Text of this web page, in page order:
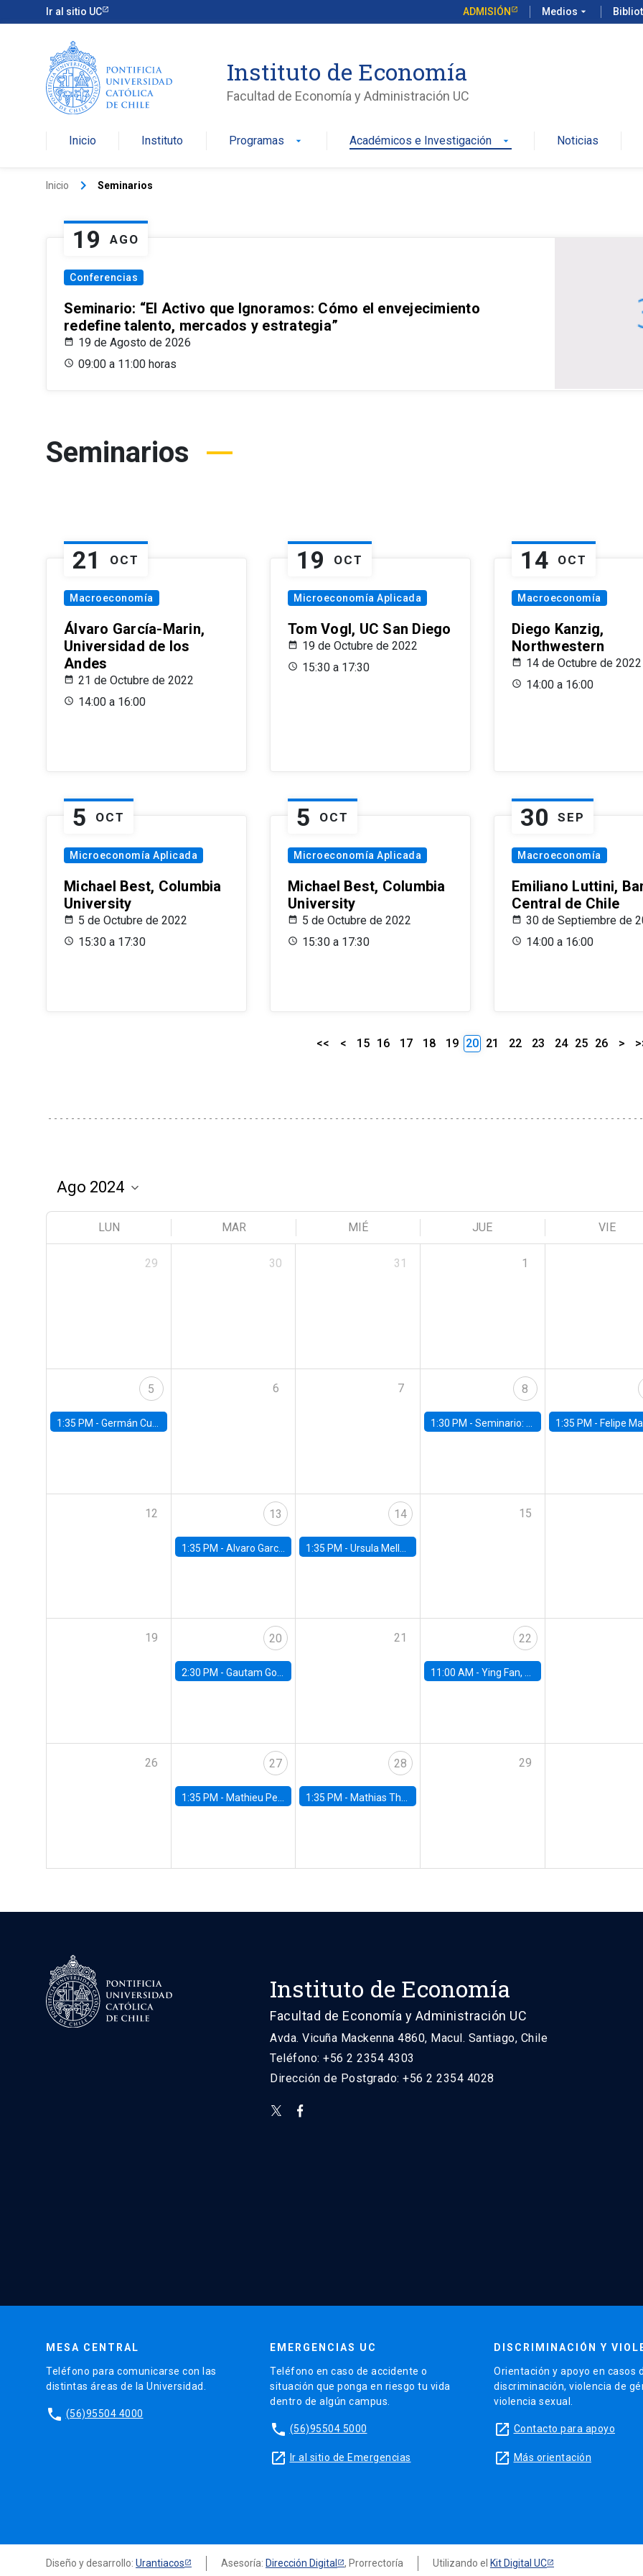
Ir al sitio UC ADMISIÓN Medios arrow_drop_down
Instituto de Economía
Facultad de Economía y Administración UC
Inicio Instituto Programas arrow_drop_down Académicos e Investigación arrow_drop_down Noticias
Inicio keyboard_arrow_right Seminarios
19 AGO
Conferencias
Seminario: “El Activo que Ignoramos: Cómo el envejecimiento
redefine talento, mercados y estrategia”
19 de Agosto de 2026
09:00 a 11:00 horas
Seminarios
21 OCT
Macroeconomía
Álvaro García-Marin,
Universidad de los
Andes
21 de Octubre de 2022
14:00 a 16:00
19 OCT
Microeconomía Aplicada
Tom Vogl, UC San Diego
19 de Octubre de 2022
15:30 a 17:30
14 OCT
Macroeconomía
Diego Kanzig,
Northwestern
14 de Octubre de 2022
14:00 a 16:00
5 OCT
Microeconomía Aplicada
Michael Best, Columbia
University
5 de Octubre de 2022
15:30 a 17:30
5 OCT
Microeconomía Aplicada
Michael Best, Columbia
University
5 de Octubre de 2022
15:30 a 17:30
30 SEP
Macroeconomía
Emiliano Luttini,
Central de Chile
30 de Septiembre de
14:00 a 16:00
<< < 15 16 17 18 19 20 21 22 23 24 25 26 >
LUN MAR MIÉ JUE VIE
29 30 31 1
5
1:35 PM - Germán Cubas, University of Houston
6 7 8
1:30 PM -Seminario: “Recuperando la humanidad para progresar en la era de la IA» 1:35 PM - Felipe Martínez, alumno Doctorado en
12 13
1:35 PM - Alvaro Garcia-Marin, Universidad de Los Andes
14
1:35 PM -Ursula Mello, Insper - Institute of Education and Research
15
19 20
2:30 PM - Gautam Gowrisankaran, Columbia University
21 22
11:00 AM -Ying Fan, University of Michigan
26 27
1:35 PM - Mathieu Pedemonte, IDB
28
1:35 PM - Mathias Thoenig, University of Lausanne
29
Instituto de Economía
Facultad de Economía y Administración UC
Avda. Vicuña Mackenna 4860, Macul. Santiago, Chile
Teléfono: +56 2 2354 4303
Dirección de Postgrado: +56 2 2354 4028
MESA CENTRAL
Teléfono para comunicarse con las
distintas áreas de la Universidad.
phone (56)95504 4000
EMERGENCIAS UC
Teléfono en caso de accidente o
situación que ponga en riesgo tu vida
dentro de algún campus.
phone (56)95504 5000
launch Ir al sitio de Emergencias
DISCRIMINACIÓN Y
Orientación y apoyo en casos
discriminación, violencia de
violencia sexual.
launch Contacto para apoyo
launch Más orientación
Diseño y desarrollo: Urantiacos Asesoría: Dirección Digital , Prorrectoría Utilizando el Kit Digital UC